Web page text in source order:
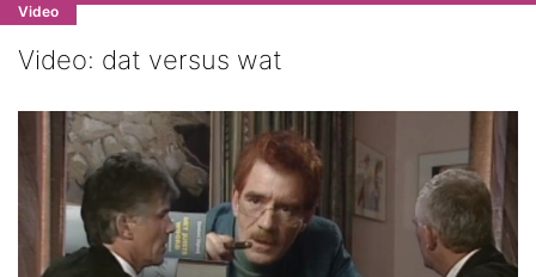
Video
Video: dat versus wat